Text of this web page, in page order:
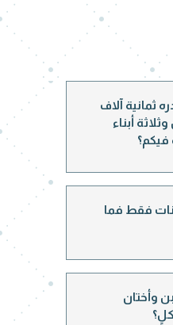
ثمانية آلاف
أبناء
فيكم؟
فقط فما
وأختان